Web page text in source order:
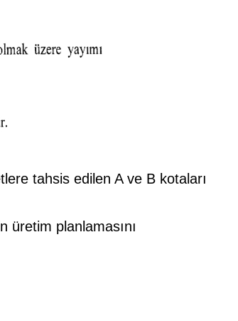
tahsis edilen A ve B kotaları
üretim planlamasını